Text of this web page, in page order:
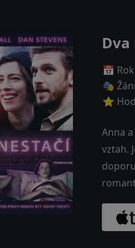
📅
🎭
⭐
Anna
vztah.